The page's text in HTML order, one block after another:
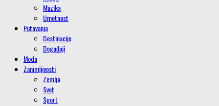
Muzika
Umetnost
Putovanja
Destinacije
Događaji
Moda
Zanimljivosti
Zemlja
Svet
Sport